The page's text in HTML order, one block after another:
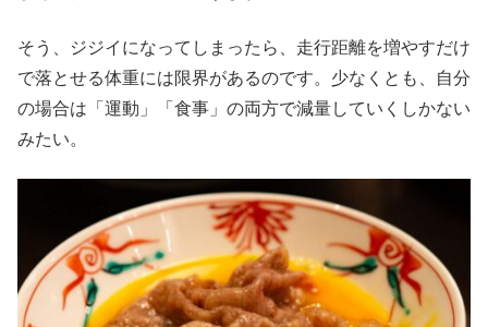
そう、ジジイになってしまったら、走行距離を増やすだけ
で落とせる体重には限界があるのです。少なくとも、自分
の場合は「運動」「食事」の両方で減量していくしかない
みたい。